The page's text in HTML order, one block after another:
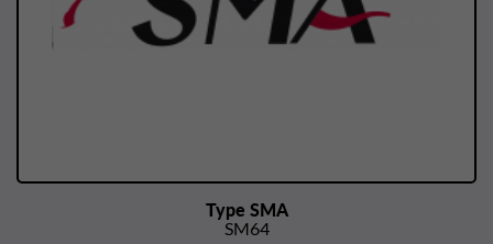
Type SMA
SM64